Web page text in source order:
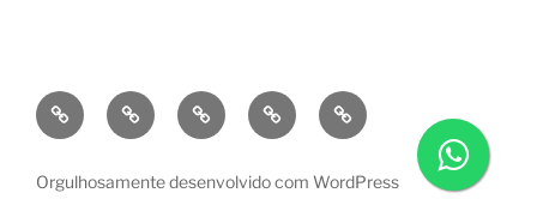
Quem
sou
Minha
empresa
Contrate
uma
Soluções
financeiras
Tecnologia
Orgulhosamente desenvolvido com WordPress